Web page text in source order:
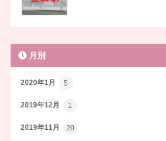
月別
2020年1月 5
2019年12月 1
2019年11月 20